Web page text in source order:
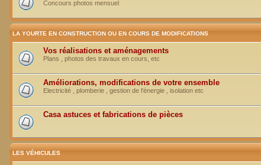
Concours photos mensuel
LA YOURTE EN CONSTRUCTION OU EN COURS DE MODIFICATIONS
Vos réalisations et aménagements
Plans , photos des travaux en cours, etc
Améliorations, modifications de votre ensemble
Electricité , plomberie , gestion de l'énergie , isolation etc
Casa astuces et fabrications de pièces
LES VÉHICULES